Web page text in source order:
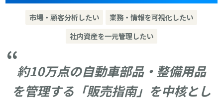
市場・顧客分析したい
業務・情報を可視化したい
社内資産を一元管理したい
約10万点の自動車部品・整備用品
を管理する「販売指南」を中核とし